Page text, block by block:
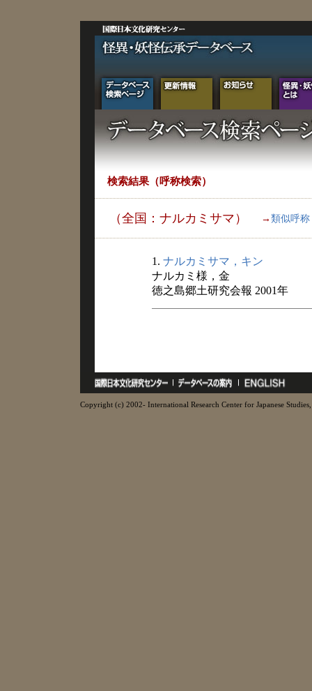
検索結果（呼称検索）
（全国：ナルカミサマ） → 類似呼称
1. ナルカミサマ，キン
ナルカミ様，金
徳之島郷土研究会報 2001年
Copyright (c) 2002- International Research Center for Japanese